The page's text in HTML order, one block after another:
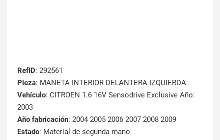
RefID: 292561
Pieza: MANETA INTERIOR DELANTERA IZQUIERDA
Vehículo: CITROEN 1.6 16V Sensodrive Exclusive Año:
2003
Año fabricación: 2004 2005 2006 2007 2008 2009
Estado: Material de segunda mano